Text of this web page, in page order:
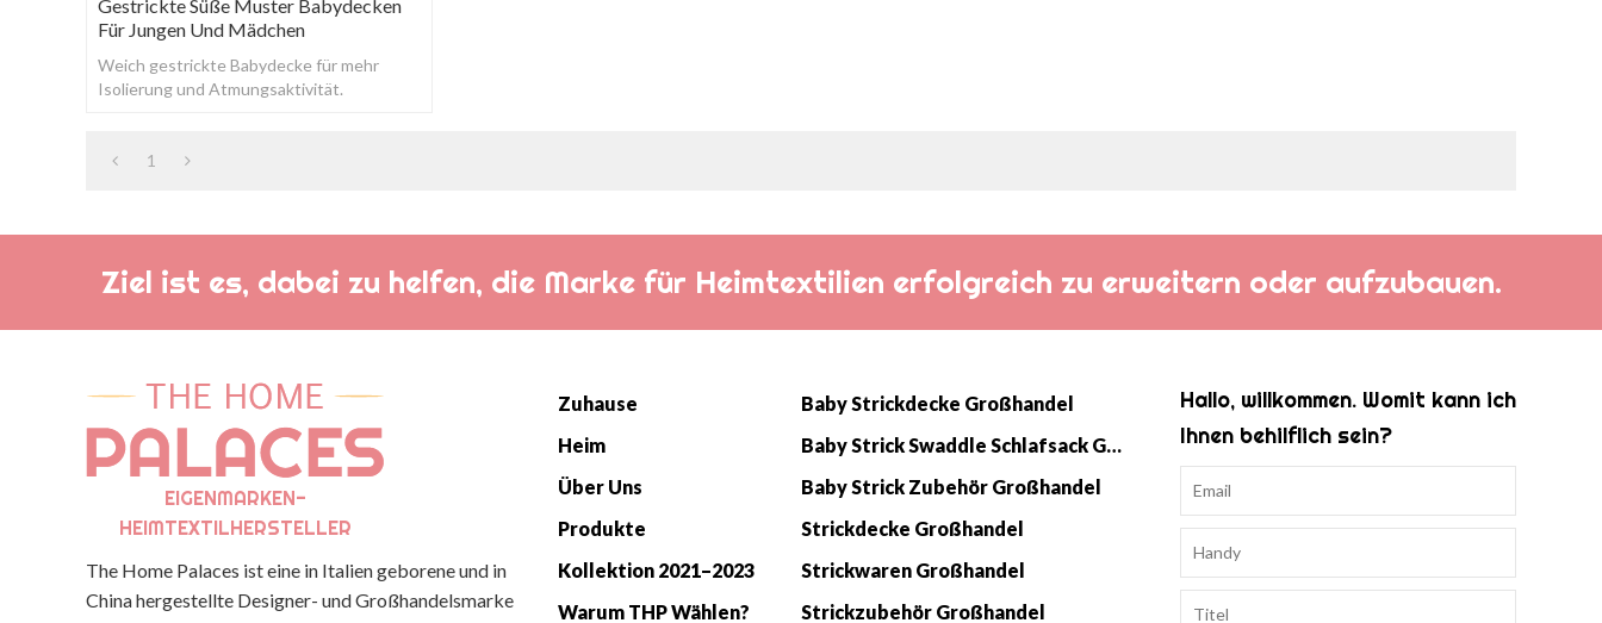
Gestrickte Süße Muster Babydecken
Für Jungen Und Mädchen
Weich gestrickte Babydecke für mehr
Isolierung und Atmungsaktivität.
1
Ziel ist es, dabei zu helfen, die Marke für Heimtextilien erfolgreich zu erweitern oder aufzubauen.
EIGENMARKEN-
HEIMTEXTILHERSTELLER
The Home Palaces ist eine in Italien geborene und in
China hergestellte Designer- und Großhandelsmarke
Zuhause
Heim
Über Uns
Produkte
Kollektion 2021–2023
Warum THP Wählen?
Baby Strickdecke Großhandel
Baby Strick Swaddle Schlafsack Großhandel
Baby Strick Zubehör Großhandel
Strickdecke Großhandel
Strickwaren Großhandel
Strickzubehör Großhandel
Hallo, willkommen. Womit kann ich
Ihnen behilflich sein?